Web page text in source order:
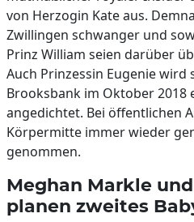
von Herzogin Kate aus.
Zwillingen schwanger und
Prinz William seien darüber
Auch Prinzessin Eugenie wird
Brooksbank im Oktober 2018
angedichtet. Bei öffentlichen
Körpermitte immer wieder
genommen.
Meghan Markle
planen zweites